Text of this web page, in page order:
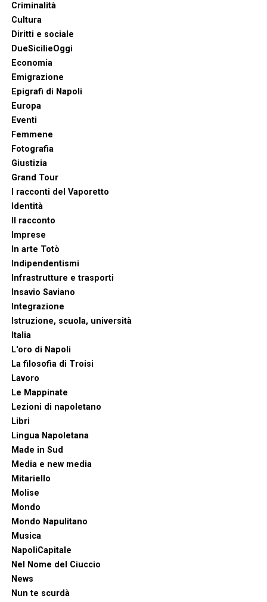
Criminalità
Cultura
Diritti e sociale
DueSicilieOggi
Economia
Emigrazione
Epigrafi di Napoli
Europa
Eventi
Femmene
Fotografia
Giustizia
Grand Tour
I racconti del Vaporetto
Identità
Il racconto
Imprese
In arte Totò
Indipendentismi
Infrastrutture e trasporti
Insavio Saviano
Integrazione
Istruzione, scuola, università
Italia
L'oro di Napoli
La filosofia di Troisi
Lavoro
Le Mappinate
Lezioni di napoletano
Libri
Lingua Napoletana
Made in Sud
Media e new media
Mitariello
Molise
Mondo
Mondo Napulitano
Musica
NapoliCapitale
Nel Nome del Ciuccio
News
Nun te scurdà